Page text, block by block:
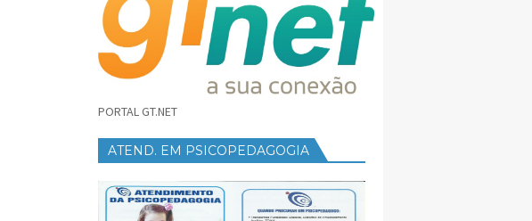
PORTAL GT.NET
ATEND. EM PSICOPEDAGOGIA